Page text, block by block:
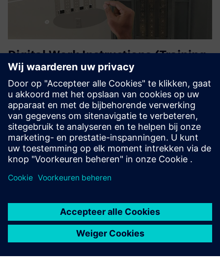
Digital Work Instructions (Training
& Field enablement)
BILT maakt gebruik van 3D-middelen van Siemens
Teamcenter of NX om interactieve 3D-werkinstructies te
maken voor veldgebruikers (installeren, onderhouden,
enz.)
Meer informatie